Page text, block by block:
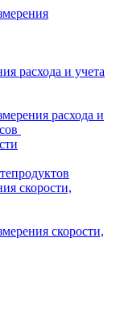
расхода и учета
расхода и
скорости,
скорости,